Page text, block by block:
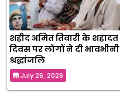
शहीद अमित तिवारी के शहादत
दिवस पर लोगों ने दी भावभीनी
श्रद्धांजलि
July 26, 2026